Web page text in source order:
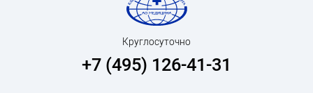
Круглосуточно
+7 (495) 126-41-31